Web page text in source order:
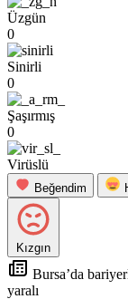
Üzgün
0
Sinirli
0
Şaşırmış
0
Virüslü
Beğendim
Kızgın
Bursa’da
yaralı